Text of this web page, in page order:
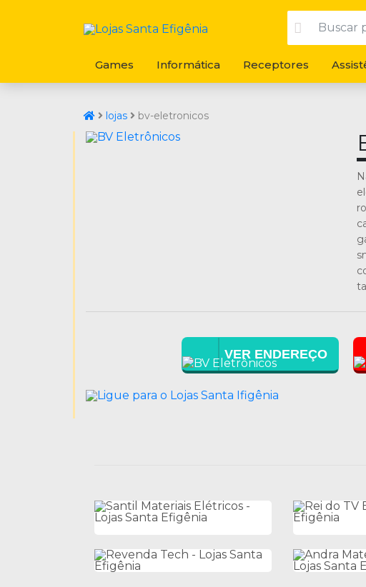
Games Informática Receptores
lojas bv-eletronicos
VER ENDEREÇO